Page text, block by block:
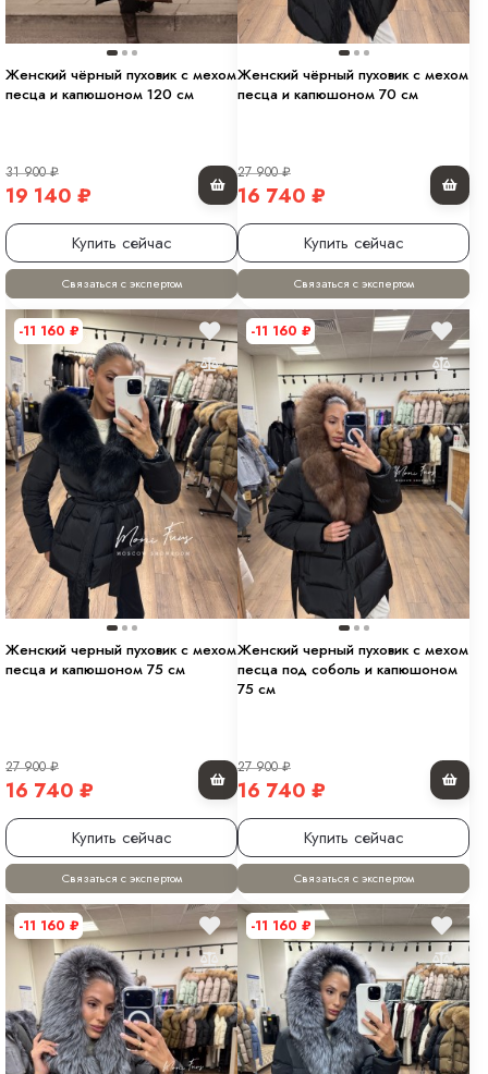
Женский чёрный пуховик с мехом
песца и капюшоном 120 см
31 900₽
19 140 ₽
Купить сейчас
Связаться с экспертом
Женский чёрный пуховик с мехом
песца и капюшоном 70 см
27 900₽
16 740 ₽
Купить сейчас
Связаться с экспертом
-11 160 ₽
Женский черный пуховик с мехом
песца и капюшоном 75 см
27 900₽
16 740 ₽
Купить сейчас
Связаться с экспертом
-11 160 ₽
Женский черный пуховик с мехом
песца под соболь и капюшоном
75 см
27 900₽
16 740 ₽
Купить сейчас
Связаться с экспертом
-11 160 ₽ -11 160 ₽